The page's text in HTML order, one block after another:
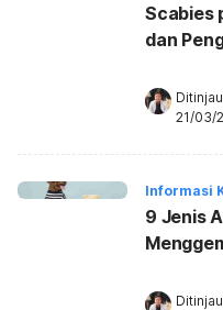
Scabies
dan
21/03/
Informasi
9 Jenis